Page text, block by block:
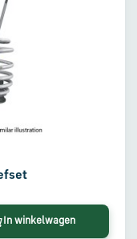
In winkelwagen